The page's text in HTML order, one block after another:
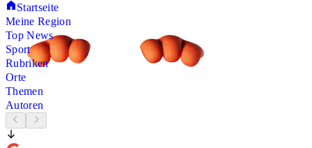
Startseite
Meine Region
Top News
Sport
Rubriken
Orte
Themen
Autoren